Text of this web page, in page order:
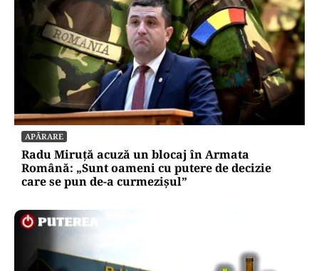
APĂRARE
Radu Miruță acuză un blocaj în Armata
Română: „Sunt oameni cu putere de decizie
care se pun de-a curmezișul”